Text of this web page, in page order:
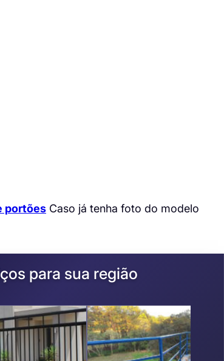
portõesCaso já tenha foto do modelo
para sua região